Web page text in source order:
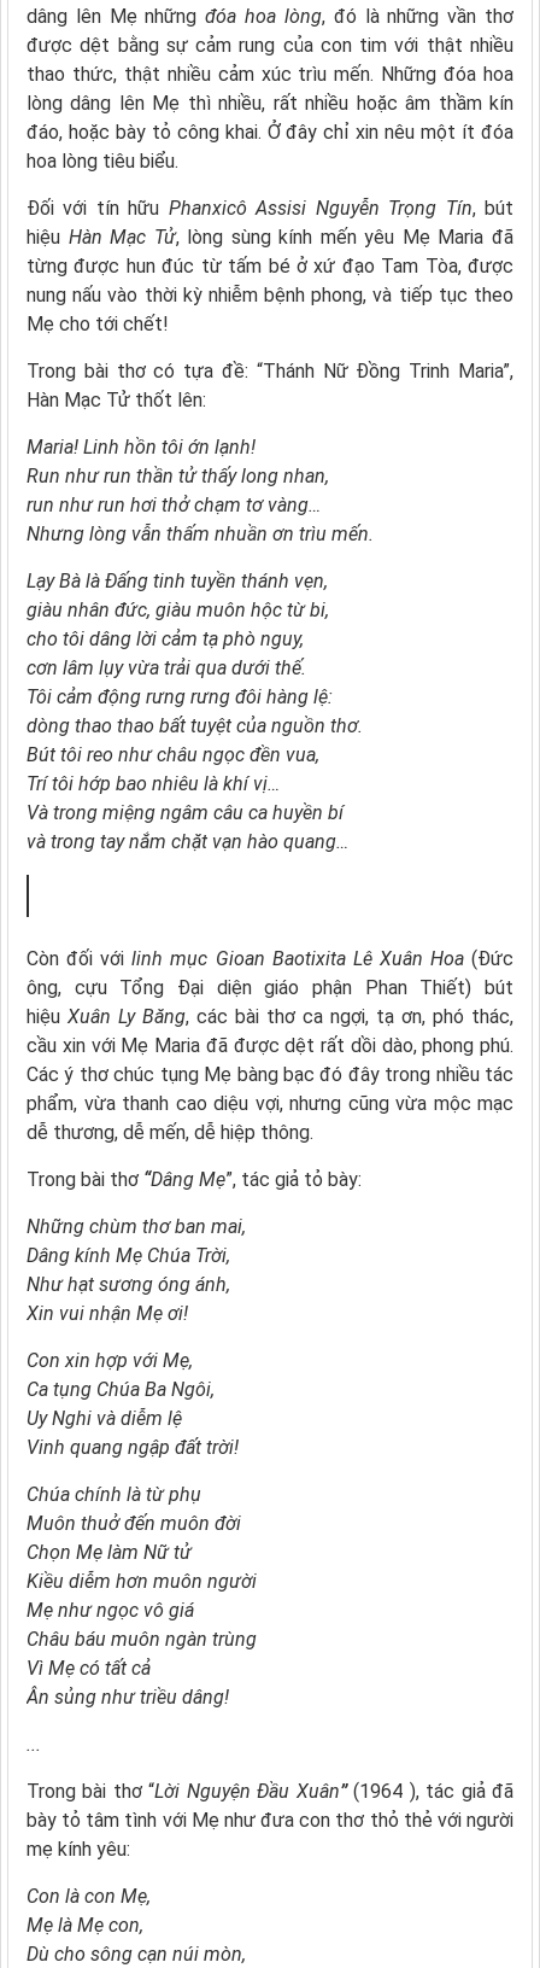
dâng lên Mẹ nhữngđóa hoa lòng, đó là những vần thơ
được dệt bằng sự cảm rung của con tim với thật nhiều
thao thức, thật nhiều cảm xúc trìu mến. Những đóa hoa
lòng dâng lên Mẹ thì nhiều, rất nhiều hoặc âm thầm kín
đáo, hoặc bày tỏ công khai. Ở đây chỉ xin nêu một ít đóa
hoa lòng tiêu biểu.
Đối với tín hữu Phanxicô Assisi Nguyễn Trọng Tín, bút
hiệu Hàn Mạc Tử, lòng sùng kính mến yêu Mẹ Maria đã
từng được hun đúc từ tấm bé ở xứ đạo Tam Tòa, được
nung nấu vào thời kỳ nhiễm bệnh phong, và tiếp tục theo
Mẹ cho tới chết!
Trong bài thơ có tựa đề: “Thánh Nữ Đồng Trinh Maria”,
Hàn Mạc Tử thốt lên:
Maria! Linh hồn tôi ớn lạnh!
Run như run thần tử thấy long nhan,
run như run hơi thở chạm tơ vàng…
Nhưng lòng vẫn thấm nhuần ơn trìu mến.
Lạy Bà là Đấng tinh tuyền thánh vẹn,
giàu nhân đức, giàu muôn hộc từ bi,
cho tôi dâng lời cảm tạ phò nguy,
cơn lâm lụy vừa trải qua dưới thế.
Tôi cảm động rưng rưng đôi hàng lệ:
dòng thao thao bất tuyệt của nguồn thơ.
Bút tôi reo như châu ngọc đền vua,
Trí tôi hớp bao nhiêu là khí vị…
Và trong miệng ngâm câu ca huyền bí
và trong tay nắm chặt vạn hào quang…
Còn đối vớilinh mục Gioan Baotixita Lê Xuân Hoa(Đức
ông, cựu Tổng Đại diện giáo phận Phan Thiết) bút
hiệu Xuân Ly Băng, các bài thơ ca ngợi, tạ ơn, phó thác,
cầu xin với Mẹ Maria đã được dệt rất dồi dào, phong phú.
Các ý thơ chúc tụng Mẹ bàng bạc đó đây trong nhiều tác
phẩm, vừa thanh cao diệu vợi, nhưng cũng vừa mộc mạc
dễ thương, dễ mến, dễ hiệp thông.
Trong bài thơ “Dâng Mẹ”, tác giả tỏ bày:
Những chùm thơ ban mai,
Dâng kính Mẹ Chúa Trời,
Như hạt sương óng ánh,
Xin vui nhận Mẹ ơi!
Con xin hợp với Mẹ,
Ca tụng Chúa Ba Ngôi,
Uy Nghi và diễm lệ
Vinh quang ngập đất trời!
Chúa chính là từ phụ
Muôn thuở đến muôn đời
Chọn Mẹ làm Nữ tử
Kiều diễm hơn muôn người
Mẹ như ngọc vô giá
Châu báu muôn ngàn trùng
Vì Mẹ có tất cả
Ân sủng như triều dâng!
...
Trong bài thơ “Lời Nguyện Đầu Xuân”(1964 ), tác giả đã
bày tỏ tâm tình với Mẹ như đưa con thơ thỏ thẻ với người
mẹ kính yêu:
Con là con Mẹ,
Mẹ là Mẹ con,
Dù cho sông cạn núi mòn,